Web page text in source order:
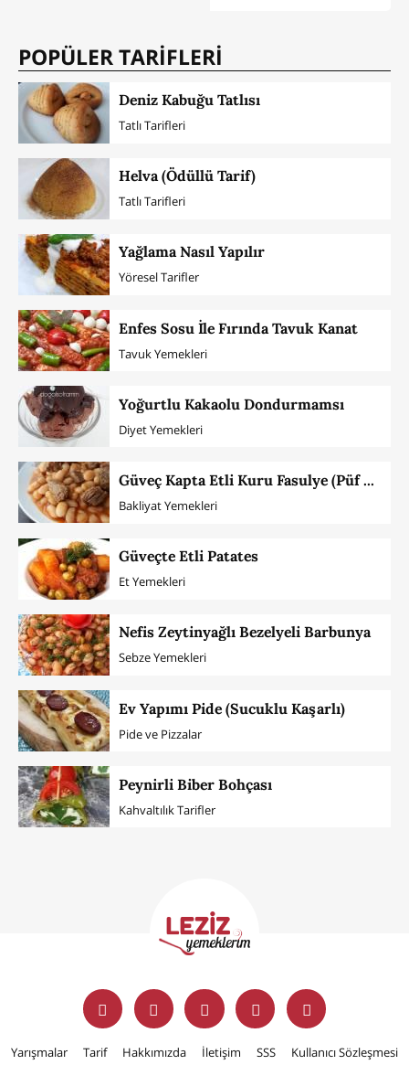
POPÜLER TARİFLERİ
Deniz Kabuğu Tatlısı
Tatlı Tarifleri
Helva (Ödüllü Tarif)
Tatlı Tarifleri
Yağlama Nasıl Yapılır
Yöresel Tarifler
Enfes Sosu İle Fırında Tavuk Kanat
Tavuk Yemekleri
Yoğurtlu Kakaolu Dondurmamsı
Diyet Yemekleri
Güveç Kapta Etli Kuru Fasulye (Püf Noktaları İle)
Bakliyat Yemekleri
Güveçte Etli Patates
Et Yemekleri
Nefis Zeytinyağlı Bezelyeli Barbunya
Sebze Yemekleri
Ev Yapımı Pide (Sucuklu Kaşarlı)
Pide ve Pizzalar
Peynirli Biber Bohçası
Kahvaltılık Tarifler
Yarışmalar Tarif Hakkımızda İletişim SSS Kullanıcı Sözleşmesi